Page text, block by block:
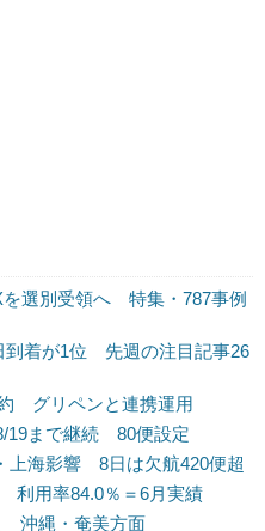
を選別受領へ 特集・787事例
到着が1位 先週の注目記事26
グリペンと連携運用
19まで継続 80便設定
上海影響 8日は欠航420便超
利用率84.0％＝6月実績
沖縄・奄美方面